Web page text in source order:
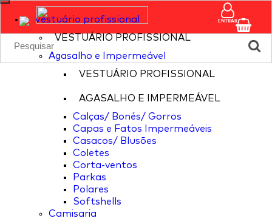
vestuário profissional
VESTUÁRIO PROFISSIONAL
Agasalho e Impermeável
VESTUÁRIO PROFISSIONAL
AGASALHO E IMPERMEÁVEL
Calças/ Bonés/ Gorros
Capas e Fatos Impermeáveis
Casacos/ Blusões
Coletes
Corta-ventos
Parkas
Polares
Softshells
Camisaria
ENTRAR